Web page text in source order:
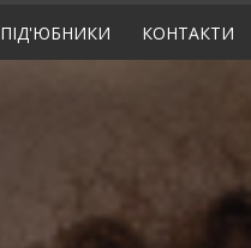
ПІД'ЮБНИКИ КОНТАКТИ